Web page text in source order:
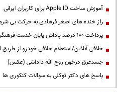
آموزش ساخت Apple ID برای کاربران ایرانی
راز خنده های اصغر فرهادی به حرکت بی
پرداخت ۱۰۰ درصد پاداش پایان خدمت فرهنگیان
خلافی آنلاین/استعلام خلافی خودرو از طریق
جسدغرق درخون روح الله داداشی (عکس)
پاسخ های دکتر توکلی به سوالات کنکوری ها